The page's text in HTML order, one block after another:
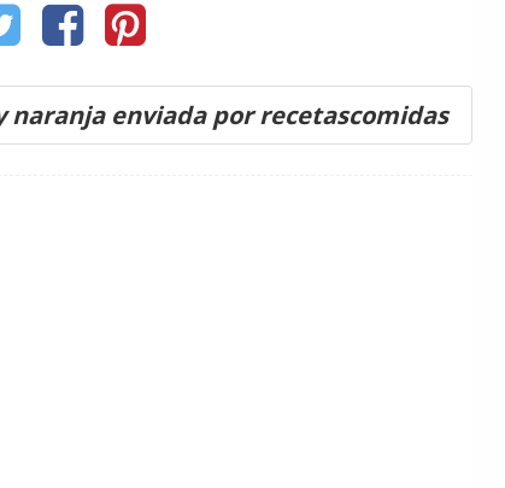
naranja enviada por recetascomidas